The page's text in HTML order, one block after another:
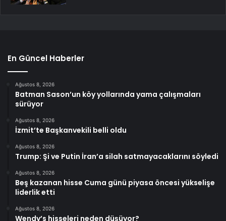
En Güncel Haberler
Ağustos 8, 2026
Batman Sason’un köy yollarında yama çalışmaları
sürüyor
Ağustos 8, 2026
İzmit’te Başkanvekili belli oldu
Ağustos 8, 2026
Trump: Şi ve Putin İran’a silah satmayacaklarını söyledi
Ağustos 8, 2026
Beş kazanan hisse Cuma günü piyasa öncesi yükselişe
liderlik etti
Ağustos 8, 2026
Wendy’s hisseleri neden düşüyor?